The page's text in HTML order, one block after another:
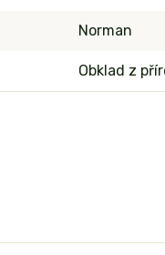
Norman
Obklad z